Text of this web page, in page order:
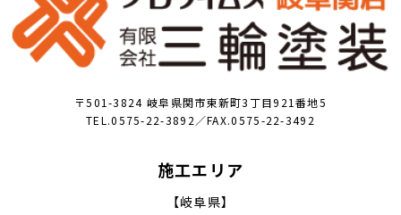
〒501-3824 岐阜県関市東新町3丁目921番地5
TEL.0575-22-3892／FAX.0575-22-3492
施工エリア
【岐阜県】